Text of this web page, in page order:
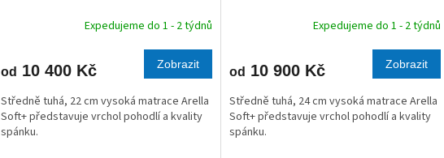
R
M
A
Expedujeme do 1 - 2 týdnů
od 10 400 Kč Zobrazit
Středně tuhá, 22 cm vysoká matrace Arella
Soft+ představuje vrchol pohodlí a kvality
spánku.
R
M
A
Expedujeme do 1 - 2 týdnů
od 10 900 Kč Zobrazit
Středně tuhá, 24 cm vysoká matrace Arella
Soft+ představuje vrchol pohodlí a kvality
spánku.